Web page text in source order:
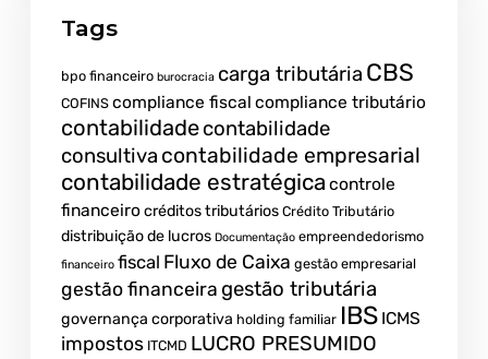
Tags
bpo financeiro burocracia carga tributária CBS
COFINS compliance fiscal compliance tributário
contabilidadecontabilidade
consultiva contabilidade empresarial
contabilidade estratégica controle
financeirocréditos tributários Crédito Tributário
distribuição de lucros Documentação empreendedorismo
financeiro fiscal Fluxo de Caixa gestão empresarial
gestão financeira gestão tributária
governança corporativa holding familiar IBS ICMS
impostos ITCMD LUCRO PRESUMIDO